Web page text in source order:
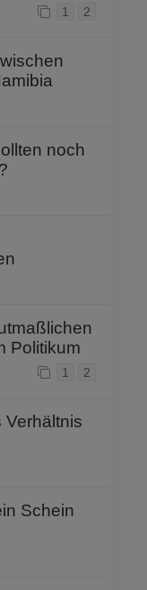
1 2
noch
Politikum
1 2
Verhältnis
Schein